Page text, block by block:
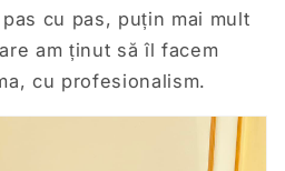
cu pas, puțin mai mult
am ținut să îl facem
cu profesionalism.